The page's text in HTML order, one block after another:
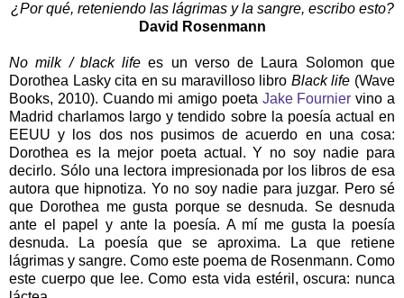
¿Por qué, reteniendo las lágrimas y la sangre, escribo esto?
David Rosenmann
No milk / black lifees un verso de Laura Solomon que
Dorothea Lasky cita en su maravilloso libro Black life (Wave
Books, 2010). Cuando mi amigo poeta Jake Fourniervino a
Madrid charlamos largo y tendido sobre la poesía actual en
EEUU y los dos nos pusimos de acuerdo en una cosa:
Dorothea es la mejor poeta actual. Y no soy nadie para
decirlo. Sólo una lectora impresionada por los libros de esa
autora que hipnotiza. Yo no soy nadie para juzgar. Pero sé
que Dorothea me gusta porque se desnuda. Se desnuda
ante el papel y ante la poesía. A mí me gusta la poesía
desnuda. La poesía que se aproxima. La que retiene
lágrimas y sangre. Como este poema de Rosenmann. Como
este cuerpo que lee. Como esta vida estéril, oscura: nunca